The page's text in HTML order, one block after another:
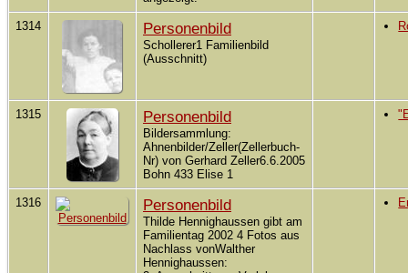
1314 Personenbild
Schollerer1 Familienbild
(Ausschnitt)
1315 Personenbild
Bildersammlung:
Ahnenbilder/Zeller(Zellerbuch-
Nr) von Gerhard Zeller6.6.2005
Bohn 433 Elise 1
1316 Personenbild
Thilde Hennighaussen gibt am
Familientag 2002 4 Fotos aus
Nachlass vonWalther
Hennighaussen: